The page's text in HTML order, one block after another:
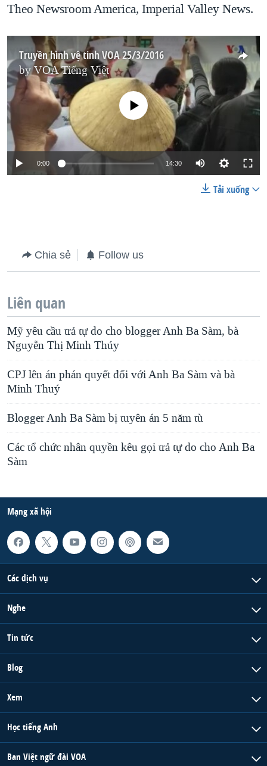
Theo Newsroom America, Imperial Valley News.
Truyền hình vệ tinh VOA 25/3/2016
byVOA Tiếng Việt
No media source currently available
0:00 14:30
Tải xuống
Chia sẻ Follow us
Liên quan
Mỹ yêu cầu trả tự do cho blogger Anh Ba Sàm, bà
Nguyễn Thị Minh Thúy
CPJ lên án phán quyết đối với Anh Ba Sàm và bà
Minh Thuý
Blogger Anh Ba Sàm bị tuyên án 5 năm tù
Các tổ chức nhân quyền kêu gọi trả tự do cho Anh Ba
Sàm
Mạng xã hội
Các dịch vụ
Nghe
Tin tức
Blog
Xem
Học tiếng Anh
Ban Việt ngữ đài VOA